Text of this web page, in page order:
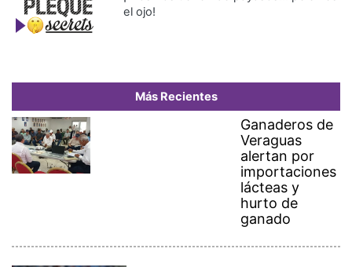
el ojo!
Más Recientes
Ganaderos de
Veraguas
alertan por
importaciones
lácteas y
hurto de
ganado